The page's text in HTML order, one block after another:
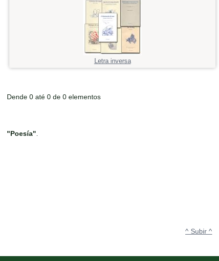
Letra inversa
Dende 0 até 0 de 0 elementos
"Poesía"
^ Subir ^